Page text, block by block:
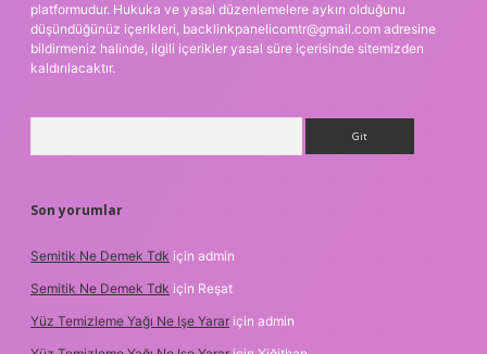
platformudur. Hukuka ve yasal düzenlemelere aykırı olduğunu
düşündüğünüz içerikleri, backlinkpanelicomtr@gmail.com adresine
bildirmeniz halinde, ilgili içerikler yasal süre içerisinde sitemizden
kaldırılacaktır.
Son yorumlar
Semitik Ne Demek Tdk için admin
Semitik Ne Demek Tdk için Reşat
Yüz Temizleme Yağı Ne Işe Yarar için admin